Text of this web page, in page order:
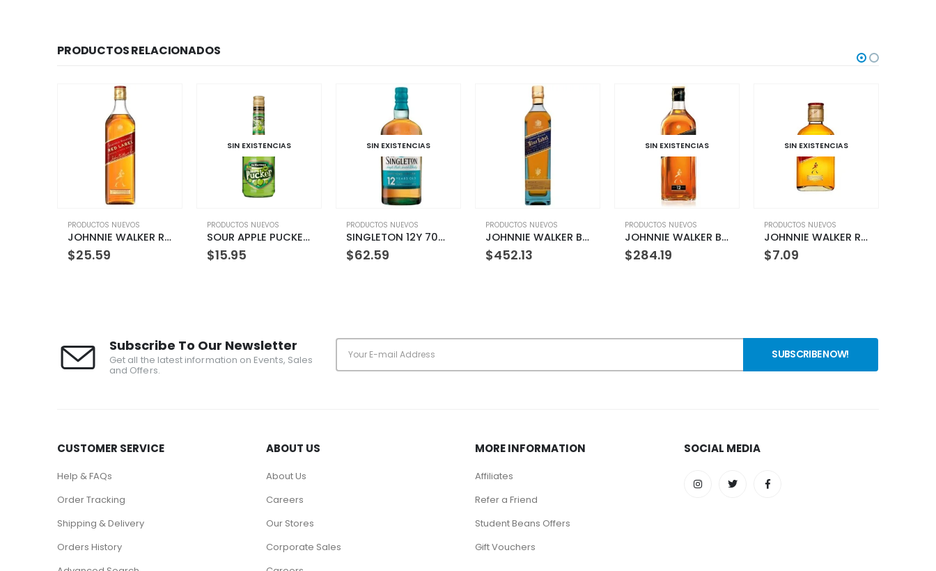
PRODUCTOS RELACIONADOS
SIN EXISTENCIAS
PRODUCTOS NUEVOS
$15.95
SIN EXISTENCIAS
PRODUCTOS NUEVOS
$62.59
PRODUCTOS NUEVOS
$452.13
SIN EXISTENCIAS
PRODUCTOS NUEVOS
$284.19
SIN EXISTENCIAS
PRODUCTOS NUEVOS
$7.09
SIN EXISTENCIAS
PRODUCTOS NUEVOS
$105.77
Subscribe To Our Newsletter
Get all the latest information on Events, Sales
and Offers.
CUSTOMER SERVICE
Help & FAQs
Order Tracking
Shipping & Delivery
Orders History
ABOUT US
About Us
Careers
Our Stores
Corporate Sales
MORE INFORMATION
Affiliates
Refer a Friend
Student Beans Offers
Gift Vouchers
SOCIAL MEDIA